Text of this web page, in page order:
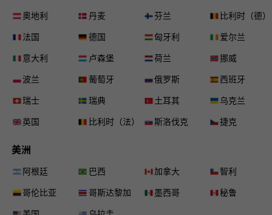
奥地利 丹麦 芬兰 比利时（德）
法国 德国 匈牙利 爱尔兰
意大利 卢森堡 荷兰 挪威
波兰 葡萄牙 俄罗斯 西班牙
瑞士 瑞典 土耳其 乌克兰
英国 比利时（法） 斯洛伐克 捷克
美洲
阿根廷 巴西 加拿大 智利
哥伦比亚 哥斯达黎加 墨西哥 秘鲁